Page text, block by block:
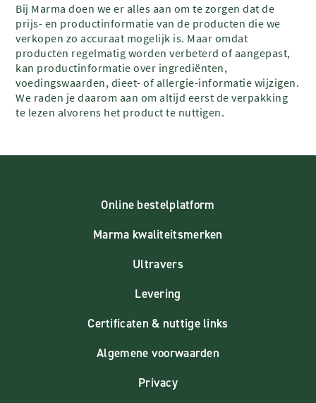
Bij Marma doen we er alles aan om te zorgen dat de
prijs- en productinformatie van de producten die we
verkopen zo accuraat mogelijk is. Maar omdat
producten regelmatig worden verbeterd of aangepast,
kan productinformatie over ingrediënten,
voedingswaarden, dieet- of allergie-informatie wijzigen.
We raden je daarom aan om altijd eerst de verpakking
te lezen alvorens het product te nuttigen.
Online bestelplatform
Marma kwaliteitsmerken
Ultravers
Levering
Certificaten & nuttige links
Algemene voorwaarden
Privacy